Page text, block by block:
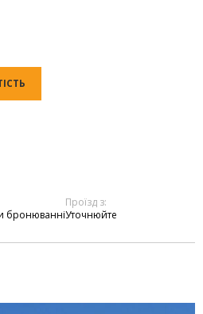
бронюванні
Проїзд з:
Уточнюйте